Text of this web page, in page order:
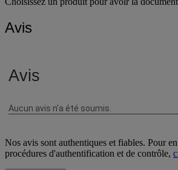
Avis
Nos avis sont authentiques et fiables. Pour
procédures d'authentification et de contrôle,